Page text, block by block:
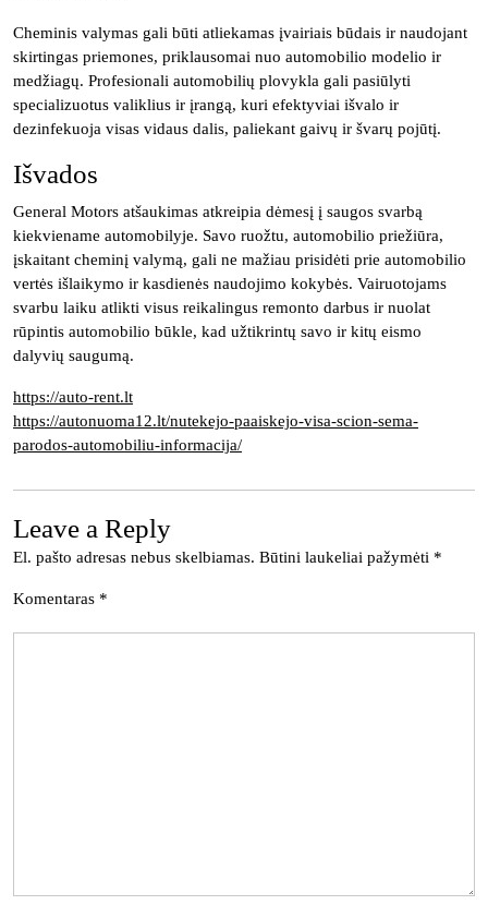
Cheminis valymas gali būti atliekamas įvairiais būdais ir naudojant
skirtingas priemones, priklausomai nuo automobilio modelio ir
medžiagų. Profesionali automobilių plovykla gali pasiūlyti
specializuotus valiklius ir įrangą, kuri efektyviai išvalo ir
dezinfekuoja visas vidaus dalis, paliekant gaivų ir švarų pojūtį.
Išvados
General Motors atšaukimas atkreipia dėmesį į saugos svarbą
kiekviename automobilyje. Savo ruožtu, automobilio priežiūra,
įskaitant cheminį valymą, gali ne mažiau prisidėti prie automobilio
vertės išlaikymo ir kasdienės naudojimo kokybės. Vairuotojams
svarbu laiku atlikti visus reikalingus remonto darbus ir nuolat
rūpintis automobilio būkle, kad užtikrintų savo ir kitų eismo
dalyvių saugumą.
https://auto-rent.lt
https://autonuoma12.lt/nutekejo-paaiskejo-visa-scion-sema-
parodos-automobiliu-informacija/
Leave a Reply
El. pašto adresas nebus skelbiamas. Būtini laukeliai pažymėti *
Komentaras *